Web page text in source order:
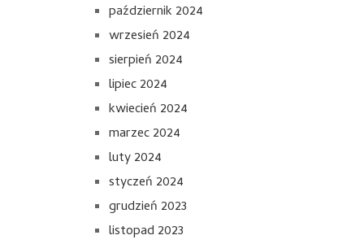
październik 2024
wrzesień 2024
sierpień 2024
lipiec 2024
kwiecień 2024
marzec 2024
luty 2024
styczeń 2024
grudzień 2023
listopad 2023